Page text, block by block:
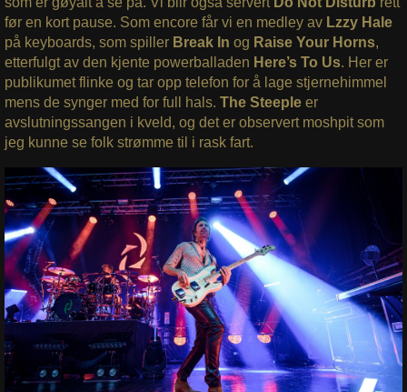
før en kort pause. Som encore får vi en medley avLzzy Hale
på keyboards, som spillerBreak In og Raise Your Horns,
etterfulgt av den kjente powerballaden Here’s To Us. Her er
publikumet flinke og tar opp telefon for å lage stjernehimmel
mens de synger med for full hals. The Steeple er
avslutningssangen i kveld, og det er observert moshpit som
jeg kunne se folk strømme til i rask fart.